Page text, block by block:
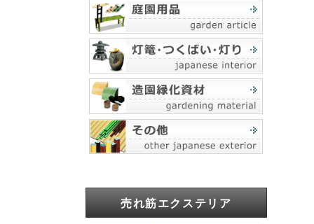
売れ筋エクステリア